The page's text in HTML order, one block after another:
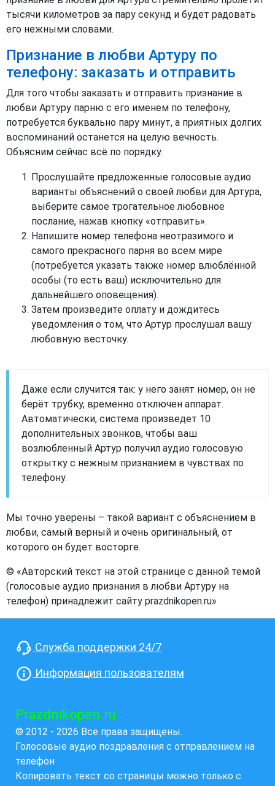
тысячи километров за пару секунд и будет радовать
его нежными словами.
Признание в любви Артуру по
телефону: заказать и отправить
Для того чтобы заказать и отправить признание в
любви Артуру парню с его именем по телефону,
потребуется буквально пару минут, а приятных долгих
воспоминаний останется на целую вечность.
Объясним сейчас всё по порядку.
Прослушайте предложенные голосовые аудио
варианты объяснений о своей любви для Артура,
выберите самое трогательное любовное
послание, нажав кнопку «отправить».
Напишите номер телефона неотразимого и
самого прекрасного парня во всем мире
(потребуется указать также номер влюблённой
особы (то есть ваш) исключительно для
дальнейшего оповещения).
Затем произведите оплату и дождитесь
уведомления о том, что Артур прослушал вашу
любовную весточку.
Даже если случится так: у него занят номер, он не
берёт трубку, временно отключен аппарат.
Автоматически, система произведет 10
дополнительных звонков, чтобы ваш
возлюбленный Артур получил аудио голосовую
открытку с нежным признанием в чувствах по
телефону.
Мы точно уверены – такой вариант с объяснением в
любви, самый верный и очень оригинальный, от
которого он будет восторге.
© «Авторский текст на этой странице с данной темой
(голосовые аудио признания в любви Артуру на
телефон) принадлежит сайту prazdnikopen.ru»
Служба поддержки 24/7
Информация пользователям
Prazdnikopen.ru
© 2012 - 2026 Все права защищены.
Голосовые аудио поздравления с отправлением на
телефон
Копировать текст со страницы можно только с